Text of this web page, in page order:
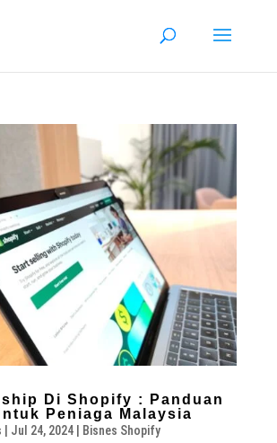
Di Shopify : Panduan
Peniaga Malaysia
Jul 24, 2024| Bisnes Shopify